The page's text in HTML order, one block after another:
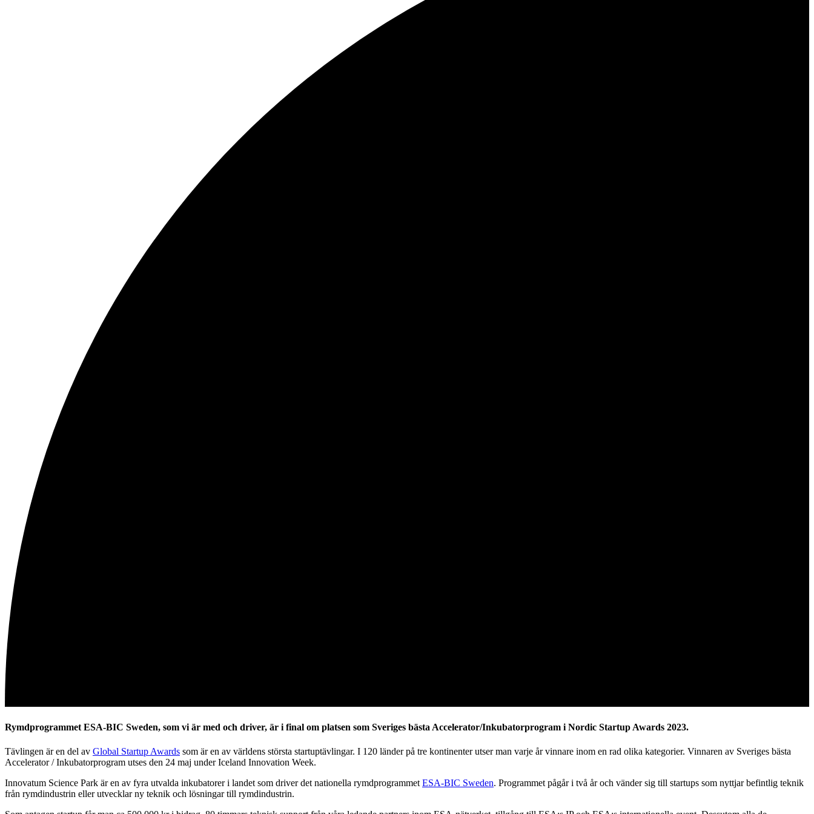
Rymdprogrammet ESA-BIC Sweden, som vi är med och driver, är i final om platsen som Sveriges bästa Accelerator/Inkubatorprogram i Nordic Startup Awards 2023.
Tävlingen är en del av Global Startup Awards som är en av världens största startuptävlingar. I 120 länder på tre kontinenter utser man varje år vinnare inom en rad olika kategorier. Vinnaren av Sveriges bästa
Accelerator / Inkubatorprogram utses den 24 maj under Iceland Innovation Week.
Innovatum Science Park är en av fyra utvalda inkubatorer i landet som driver det nationella rymdprogrammet ESA-BIC Sweden. Programmet pågår i två år och vänder sig till startups som nyttjar befintlig teknik
från rymdindustrin eller utvecklar ny teknik och lösningar till rymdindustrin.